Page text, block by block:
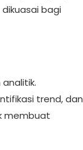
bagi
trend, dan
membuat